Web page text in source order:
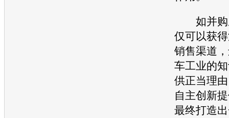
如并购
仅可以获得
销售渠道
车工业的
供正当理
自主创新
最终打造